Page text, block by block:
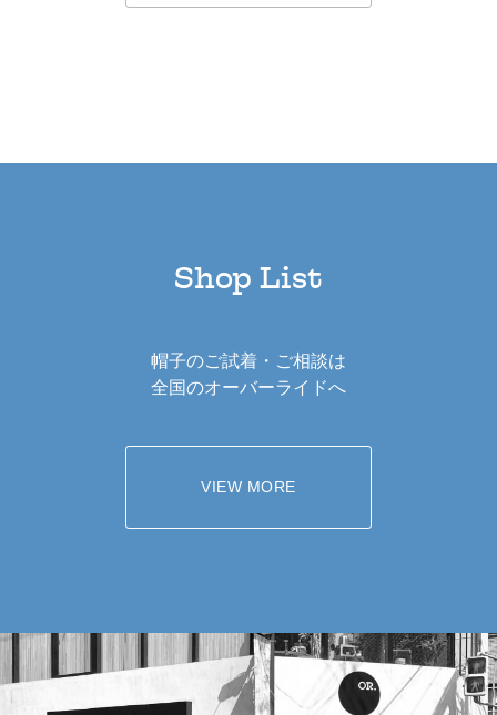
Shop List
帽子のご試着・ご相談は
全国のオーバーライドへ
VIEW MORE